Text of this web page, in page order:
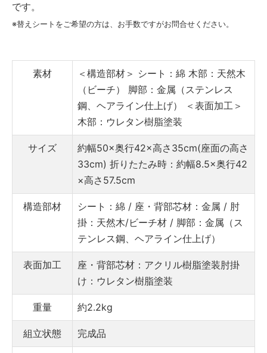
です。
※替えシートをご希望の方は、お手数ですがお問合せください。
素材 ＜構造部材＞ シート：綿 木部：天然木
（ビーチ）
脚部：金属（ステンレス
鋼、ヘアライン仕上げ）
＜表面加工＞
木部：ウレタン樹脂塗装
サイズ
約幅50×奥行42×高さ35cm(座面の高さ
33cm) 折りたたみ時：約幅8.5×奥行42
×高さ57.5cm
構造部材
シート：綿 / 座・背部芯材：金属 / 肘
掛：天然木/ビーチ材 / 脚部：金属（ス
テンレス鋼、ヘアライン仕上げ）
表面加工 座・背部芯材：アクリル樹脂塗装肘掛
け：ウレタン樹脂塗装
重量 約2.2kg
組立状態 完成品